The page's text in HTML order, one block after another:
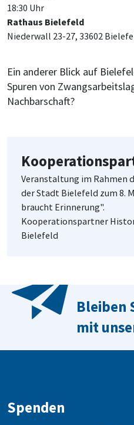
18:30 Uhr
Rathaus Bielefeld
Niederwall 23-27, 33602
Ein anderer Blick auf
Spuren von
Nachbarschaft?
Veranstaltung im Rahmen
der Stadt Bielefeld zum 8.
braucht Erinnerung".
Kooperationspartner
Bielefeld
Bleiben
mit
Spenden